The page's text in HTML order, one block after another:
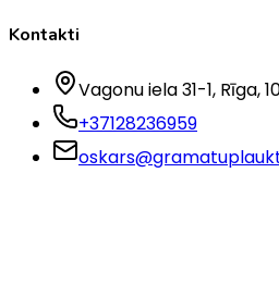
Kontakti
Vagonu iela 31-1, Rīga,
+37128236959